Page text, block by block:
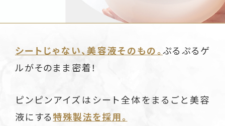
シートじゃない、美容液そのもの。 ぷるぷるゲ
ルがそのまま密着！
ピンピンアイズはシート全体をまるごと美容
液にする特殊製法を採用。